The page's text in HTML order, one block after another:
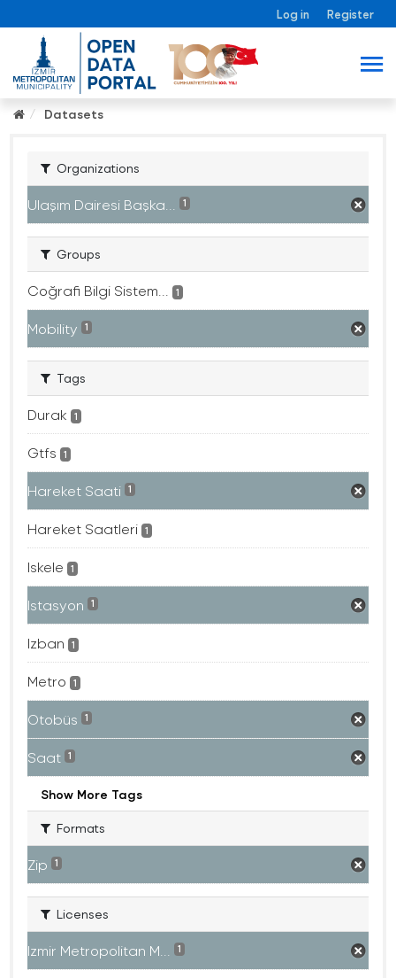
Log in Register
Datasets
Organizations
Ulaşım Dairesi Başka... 1
Groups
Coğrafi Bilgi Sistem... 1
Mobility 1
Tags
Durak 1
Gtfs 1
Hareket Saati 1
Hareket Saatleri 1
Iskele 1
Istasyon 1
Izban 1
Metro 1
Otobüs 1
Saat 1
Show More Tags
Formats
Zip 1
Licenses
Izmir Metropolitan M... 1